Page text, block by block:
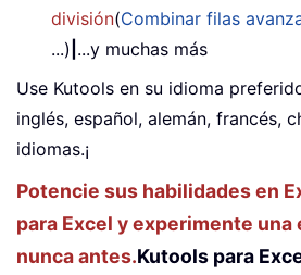
división(Combinar filas
...) ...y muchas más
Use Kutools en su idioma
inglés, español, alemán, francés,
idiomas.¡
Potencie sus habilidades en
para Excel y experimente
nunca antes.Kutools para